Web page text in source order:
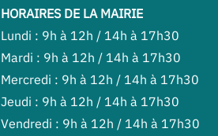
HORAIRES DE LA MAIRIE
Lundi : 9h à 12h / 14h à 17h30
Mardi : 9h à 12h / 14h à 17h30
Mercredi : 9h à 12h / 14h à 17h30
Jeudi : 9h à 12h / 14h à 17h30
Vendredi : 9h à 12h / 14h à 17h30